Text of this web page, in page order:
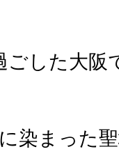
ごした大阪
染まった